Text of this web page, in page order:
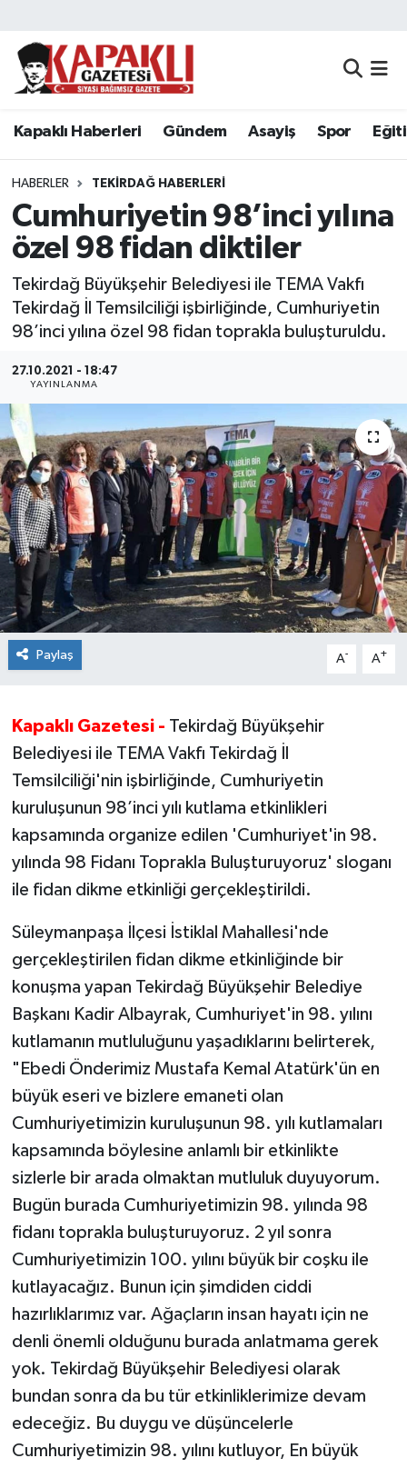
Kapaklı Haberleri Gündem Asayiş Spor
HABERLER TEKIRDAĞ HABERLERI
Cumhuriyetin 98’inci yılına
özel 98 fidan diktiler
Tekirdağ Büyükşehir Belediyesi ile TEMA Vakfı
Tekirdağ İl Temsilciliği işbirliğinde, Cumhuriyetin
98’inci yılına özel 98 fidan toprakla buluşturuldu.
27.10.2021 - 18:47
YAYINLANMA
Paylaş A- A+
Kapaklı Gazetesi - Tekirdağ Büyükşehir
Belediyesi ile TEMA Vakfı Tekirdağ İl
Temsilciliği'nin işbirliğinde, Cumhuriyetin
kuruluşunun 98’inci yılı kutlama etkinlikleri
kapsamında organize edilen 'Cumhuriyet'in 98.
yılında 98 Fidanı Toprakla Buluşturuyoruz' sloganı
ile fidan dikme etkinliği gerçekleştirildi.
Süleymanpaşa İlçesi İstiklal Mahallesi'nde
gerçekleştirilen fidan dikme etkinliğinde bir
konuşma yapan Tekirdağ Büyükşehir Belediye
Başkanı Kadir Albayrak, Cumhuriyet'in 98. yılını
kutlamanın mutluluğunu yaşadıklarını belirterek,
"Ebedi Önderimiz Mustafa Kemal Atatürk'ün en
büyük eseri ve bizlere emaneti olan
Cumhuriyetimizin kuruluşunun 98. yılı kutlamaları
kapsamında böylesine anlamlı bir etkinlikte
sizlerle bir arada olmaktan mutluluk duyuyorum.
Bugün burada Cumhuriyetimizin 98. yılında 98
fidanı toprakla buluşturuyoruz. 2 yıl sonra
Cumhuriyetimizin 100. yılını büyük bir coşku ile
kutlayacağız. Bunun için şimdiden ciddi
hazırlıklarımız var. Ağaçların insan hayatı için ne
denli önemli olduğunu burada anlatmama gerek
yok. Tekirdağ Büyükşehir Belediyesi olarak
bundan sonra da bu tür etkinliklerimize devam
edeceğiz. Bu duygu ve düşüncelerle
Cumhuriyetimizin 98. yılını kutluyor, En büyük
Kapaklı Haberleri
Asayiş
Spor
Eğitim
Siyaset
Ekonomi
Sağlık
Teknoloji
Yaşam
Tekirdağ Nöbetçi Eczaneler
Tekirdağ Namaz Vakitleri
Tekirdağ Trafik Yoğunluk Haritası
Süper Lig Puan Durumu ve Fikstür
Tüm Manşetler